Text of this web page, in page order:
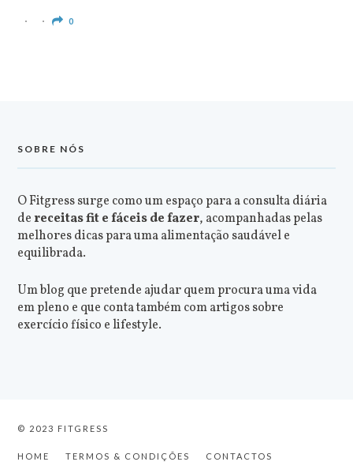
0
SOBRE NÓS
O Fitgress surge como um espaço para a consulta diária
dereceitas fit e fáceis de fazer, acompanhadas pelas
melhores dicas para uma alimentação saudável e
equilibrada.
Um blog que pretende ajudar quem procura uma vida
em pleno e que conta também com artigos sobre
exercício físico e lifestyle.
© 2023 FITGRESS
HOME TERMOS & CONDIÇÕES CONTACTOS